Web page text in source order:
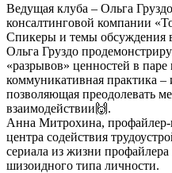
Ведущая клуба – Ольга
консалтинговой компании
Спикеры и темы обсуждения
Ольга Груздо
«разрывов» ценностей в
коммуникативная практика
позволяющая преодолевать
взаимодействии🙌.
Анна Митрохина, профайлер-
центра содействия
сериала из жизни профайлера
шизоидного типа личности.